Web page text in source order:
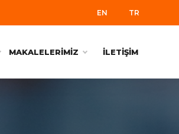
EN TR
MAKALELERİMİZ İLETİŞİM